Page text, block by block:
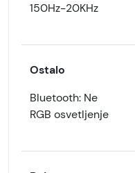
150Hz-20KHz
Ostalo
Bluetooth: Ne
RGB osvetljenje